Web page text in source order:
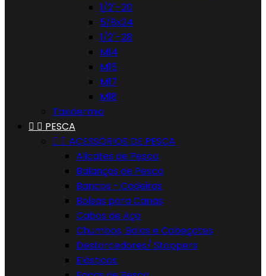
1/2"-20
5/8x24
1/2"-28
M14
M15
M17
M18
Taxidermia
  PESCA
  ACESSÓRIOS DE PESCA
Alicates de Pesca
Balanças de Pesca
Bancos - Cadeiras
Bolsas para Canas
Cabos de Aço
Chumbos, Balas e Cabeçotes
Destorcedores/ Stoppers
Elásticos